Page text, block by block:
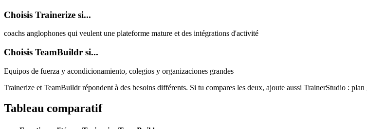
Choisis Trainerize si...
coachs anglophones qui veulent une plateforme mature et des intégrations d'activité
Choisis TeamBuildr si...
Equipos de fuerza y acondicionamiento, colegios y organizaciones grandes
Trainerize et TeamBuildr répondent à des besoins différents. Si tu compares les deux, ajoute aussi TrainerStudio :
Tableau comparatif